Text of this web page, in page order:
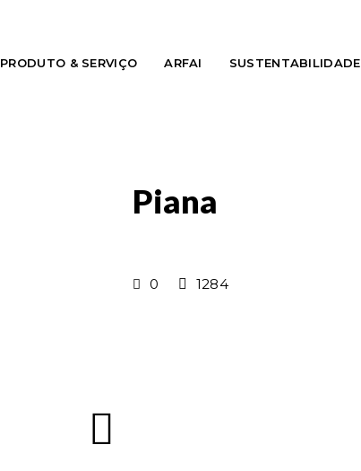
PRODUTO & SERVIÇO ARFAI SUSTENTABILIDADE
Piana
0 1284